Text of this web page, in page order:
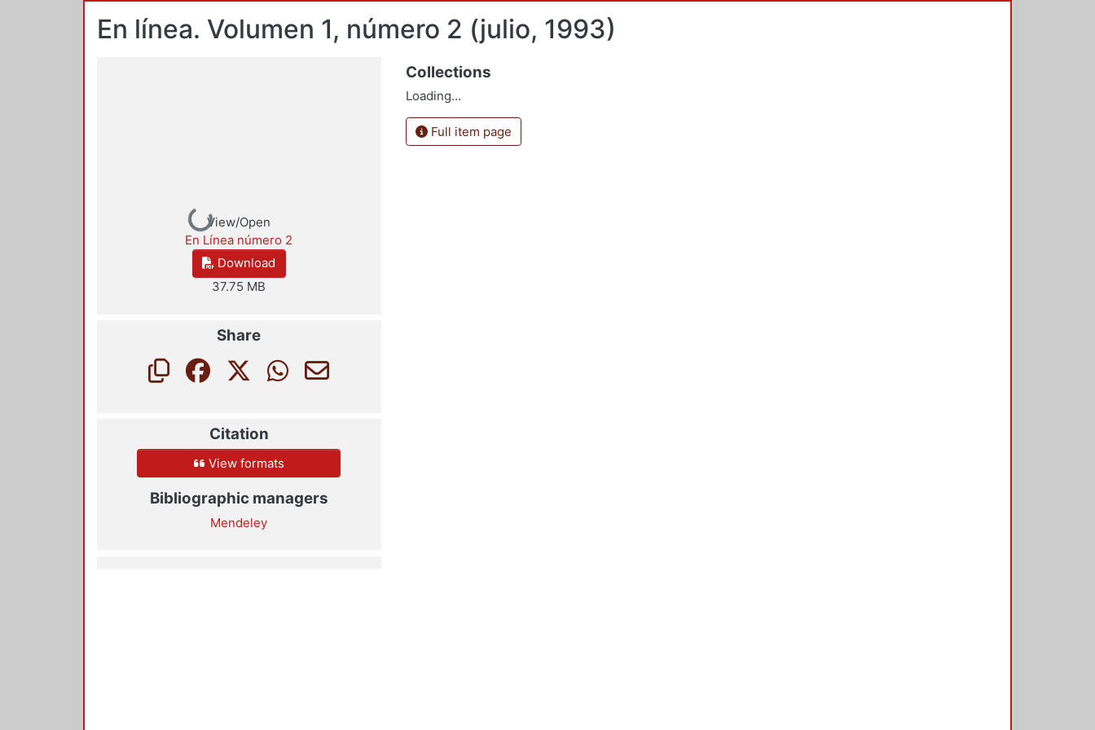
En línea. Volumen 1, número 2 (julio, 1993)
Loading...
View/Open
En Línea número 2
Download
37.75 MB
Share
Citation
View formats
Bibliographic managers
Mendeley
Collections
Loading...
Full item page